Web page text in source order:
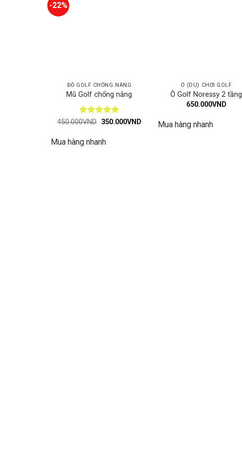
-22%
ĐỒ GOLF CHỐNG NẮNG
Mũ Golf chống nắng
Được xếp
450.000VND Giá
450.000VND.
350.000VNDGiá
Mua hàng nhanh
Ô (DÙ) CHƠI GOLF
Ô Golf Noressy 2 tầng
650.000VND
Mua hàng nhanh